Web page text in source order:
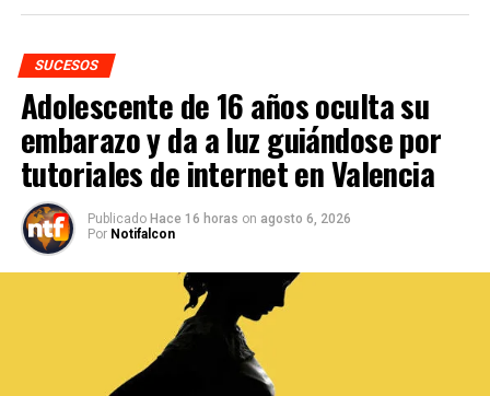
SUCESOS
Adolescente de 16 años oculta su
embarazo y da a luz guiándose por
tutoriales de internet en Valencia
Publicado Hace 16 horas on agosto 6, 2026
Por Notifalcon